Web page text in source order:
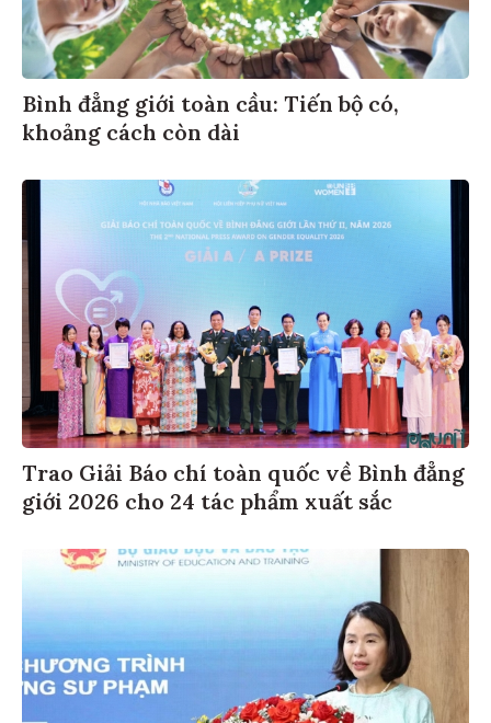
Bình đẳng giới toàn cầu: Tiến bộ có,
khoảng cách còn dài
Trao Giải Báo chí toàn quốc về Bình đẳng
giới 2026 cho 24 tác phẩm xuất sắc